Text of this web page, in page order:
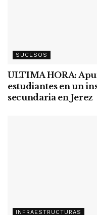
SUCESOS
ULTIMA HORA:
estudiantes en un
secundaria en Jerez
INFRAESTRUCTURAS